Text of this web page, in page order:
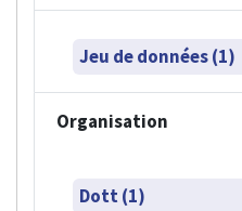
Jeu de données (1)
Organisation
Dott (1)